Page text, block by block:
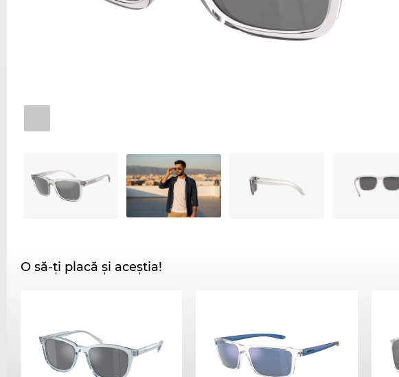
O să-ți placă și aceștia!